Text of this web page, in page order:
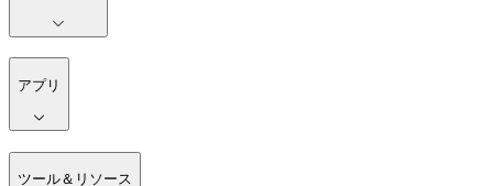
アプリ
ツール＆リソース